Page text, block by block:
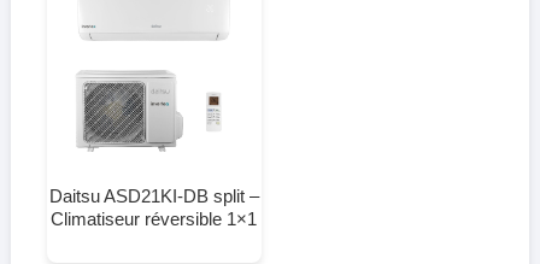
Daitsu ASD21KI-DB split –
Climatiseur réversible 1×1